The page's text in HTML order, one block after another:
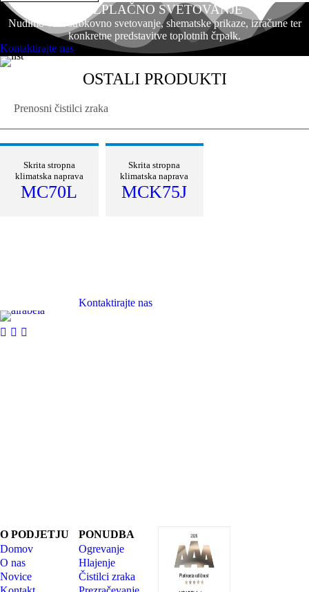
Login Form
(monterji) (in-
page)
uporabniško ime?
Ste pozabili geslo?
BREZPLAČNO SVETOVANJE
Nudimo vam strokovno svetovanje, shematske prikaze, izračune ter
konkretne predstavitve toplotnih črpalk.
Kontaktirajte nas
OSTALI PRODUKTI
Prenosni čistilci zraka
Skrita stropna
klimatska naprava
MC70L
Skrita stropna
klimatska naprava
MCK75J
Kontaktirajte nas
O PODJETJU
Domov
O nas
Novice
PONUDBA
Ogrevanje
Hlajenje
Čistilci zraka